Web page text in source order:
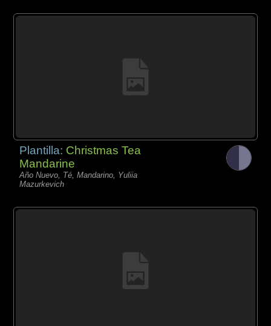
Plantilla: Christmas Tea
Mandarine
Año Nuevo, Té, Mandarino, Yuliia
Mazurkevich